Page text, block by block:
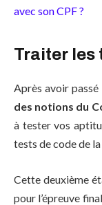
avec son CPF ?
Traiter les
Après avoir passé
des notions du
à tester vos
tests de code de
Cette deuxième
pour l’épreuve